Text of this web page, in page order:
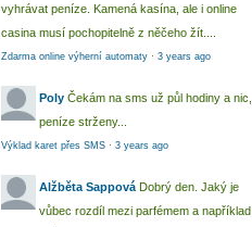
vyhrávat peníze. Kamená kasína, ale i online
casina musí pochopitelně z něčeho žít....
Zdarma online výherní automaty · 3 years ago
Poly Čekám na sms už půl hodiny a nic,
peníze strženy...
Výklad karet přes SMS · 3 years ago
Alžběta Sappová Dobrý den. Jaký je
vůbec rozdíl mezi parfémem a například